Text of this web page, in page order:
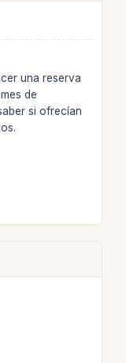
una reserva
de
si ofrecían